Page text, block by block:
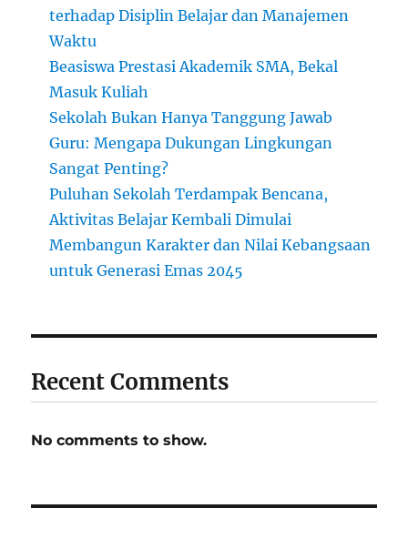
terhadap Disiplin Belajar dan Manajemen
Waktu
Beasiswa Prestasi Akademik SMA, Bekal
Masuk Kuliah
Sekolah Bukan Hanya Tanggung Jawab
Guru: Mengapa Dukungan Lingkungan
Sangat Penting?
Puluhan Sekolah Terdampak Bencana,
Aktivitas Belajar Kembali Dimulai
Membangun Karakter dan Nilai Kebangsaan
untuk Generasi Emas 2045
Recent Comments
No comments to show.